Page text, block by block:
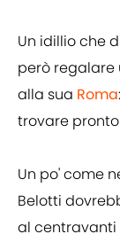
Un idillio che
però regalare
alla sua Roma
trovare
Un po' come
Belotti
al centravanti